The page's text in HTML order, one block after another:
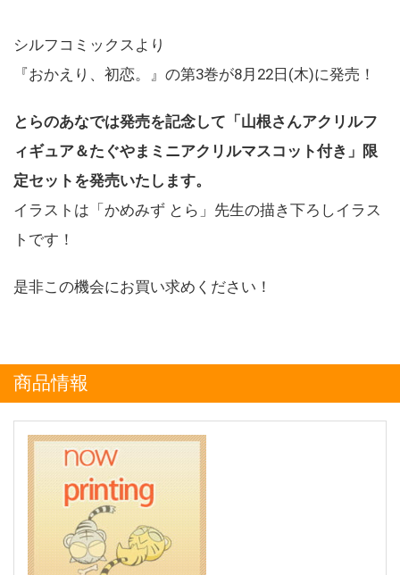
シルフコミックスより
『おかえり、初恋。』の第3巻が8月22日(木)に発売！
とらのあなでは発売を記念して「山根さんアクリルフ
ィギュア＆たぐやまミニアクリルマスコット付き」限
定セットを発売いたします。
イラストは「かめみず とら」先生の描き下ろしイラス
トです！
是非この機会にお買い求めください！
商品情報